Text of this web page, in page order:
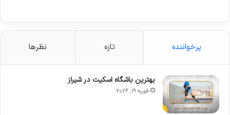
پرخواننده تازه نظرها
بهترین باشگاه اسکیت در شیراز
فوریه 19, 2026